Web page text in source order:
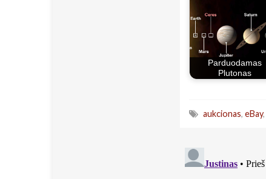
Parduodamas
Plutonas
aukcionas, eBay,